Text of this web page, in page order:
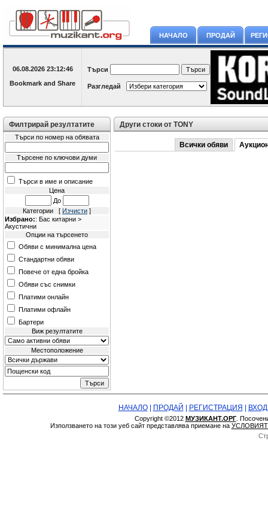
НАЧАЛО ПРОДАЙ
06.08.2026 23:12:46 Търси
Разгледай
Филтрирай резултатите
Търси по номер на обявата
Търсене по ключови думи
Търси в име и описание
Цена
До
Категории [ Изчисти ]
Избрано:: Бас китарни >
Акустични
Опции на търсенето
Обяви с минимална цена
Стандартни обяви
Повече от една бройка
Обяви със снимки
Платими онлайн
Платими офлайн
Бартери
Виж резултатите
Местоположение
Други стоки от TONY
Всички обяви
НАЧАЛО| ПРОДАЙ РЕГИСТРАЦИЯ ВХОД
Copyright ©2012 МУЗИКАНТ.ОРГ.
Използването на този уеб сайт представлява приемане на